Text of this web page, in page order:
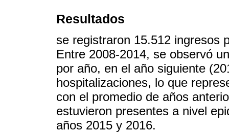
Resultados
se registraron 15.512 ingresos
Entre 2008-2014, se observó
por año, en el año siguiente
hospitalizaciones, lo que
con el promedio de años
estuvieron presentes a nivel
años 2015 y 2016.